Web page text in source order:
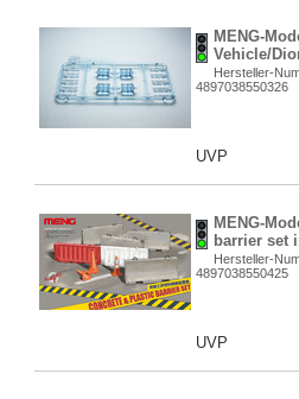
MENG-
Vehicle/
Hersteller-
4897038550326
UVP
MENG-
barrier set
Hersteller-
4897038550425
UVP